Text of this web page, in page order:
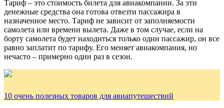
Тариф – это стоимость билета для авиакомпании. За эти
денежные средства она готова отвезти пассажира в
назначенное место. Тариф не зависит от заполняемости
самолета или времени вылета. Даже в том случае, если на
борту самолета будет находиться только один пассажир, он все
равно заплатит по тарифу. Его меняет авиакомпания, но
нечасто – примерно один раз в сезон.
10 очень полезных товаров для авиапутешествий